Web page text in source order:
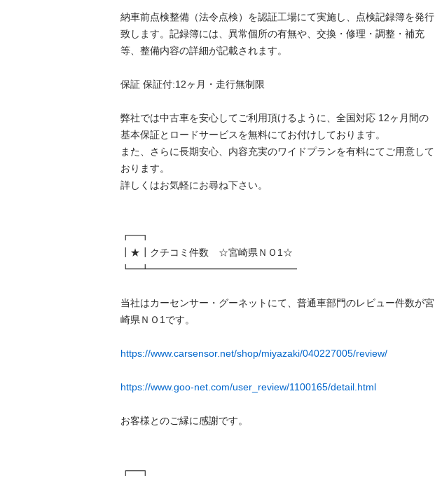
納車前点検整備（法令点検）を認証工場にて実施し、点検記録簿を発行
致します。記録簿には、異常個所の有無や、交換・修理・調整・補充
等、整備内容の詳細が記載されます。
保証 保証付:12ヶ月・走行無制限
弊社では中古車を安心してご利用頂けるように、全国対応 12ヶ月間の
基本保証とロードサービスを無料にてお付けしております。
また、さらに長期安心、内容充実のワイドプランを有料にてご用意して
おります。
詳しくはお気軽にお尋ね下さい。
┏━┓
┃★┃クチコミ件数　☆宮崎県ＮＯ1☆
┗━┻━━━━━━━━━━━━━━━
当社はカーセンサー・グーネットにて、普通車部門のレビュー件数が宮
崎県ＮＯ1です。
https://www.carsensor.net/shop/miyazaki/040227005/review/
https://www.goo-net.com/user_review/1100165/detail.html
お客様とのご縁に感謝です。
┏━┓